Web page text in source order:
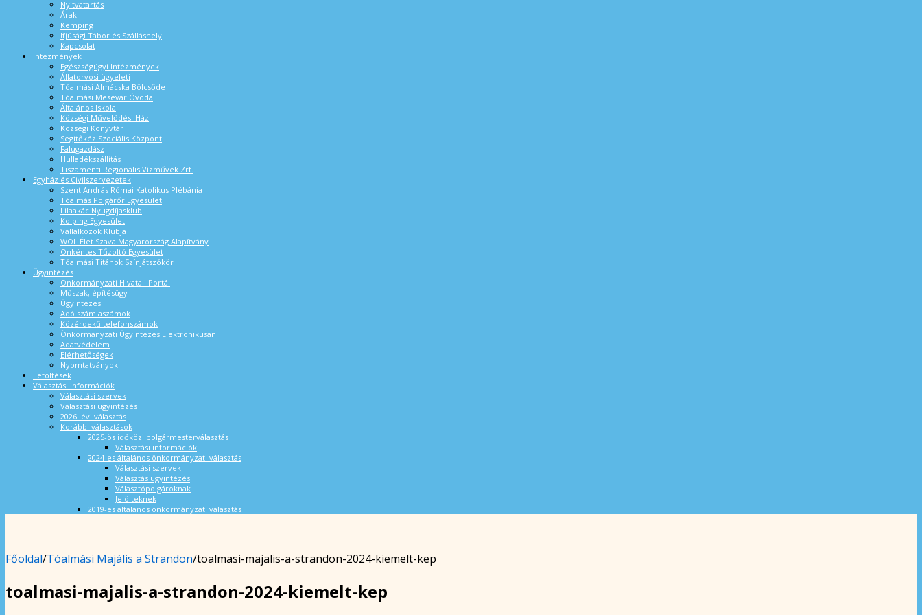
Nyitvatartás
Árak
Kemping
Ifjúsági Tábor és Szálláshely
Kapcsolat
Intézmények
Egészségügyi Intézmények
Állatorvosi ügyeleti
Tóalmási Almácska Bölcsőde
Tóalmási Mesevár Óvoda
Általános Iskola
Községi Művelődési Ház
Községi Könyvtár
Segítőkéz Szociális Központ
Falugazdász
Hulladékszállítás
Tiszamenti Regionális Vízművek Zrt.
Egyház és Civilszervezetek
Szent András Római Katolikus Plébánia
Tóalmás Polgárőr Egyesület
Lilaakác Nyugdíjasklub
Kolping Egyesület
Vállalkozók Klubja
WOL Élet Szava Magyarország Alapítvány
Önkéntes Tűzoltó Egyesület
Tóalmási Titánok Színjátszókör
Ügyintézés
Önkormányzati Hivatali Portál
Műszak, építésügy
Ügyintézés
Adó számlaszámok
Közérdekű telefonszámok
Önkormányzati Ügyintézés Elektronikusan
Adatvédelem
Elérhetőségek
Nyomtatványok
Letöltések
Választási információk
Választási szervek
Választási ügyintézés
2026. évi választás
Korábbi választások
2025-ös időközi polgármesterválasztás
Választási információk
2024-es általános önkormányzati választás
Választási szervek
Választás ügyintézés
Választópolgároknak
Jelölteknek
2019-es általános önkormányzati választás
Főoldal/Tóalmási Majális a Strandon/toalmasi-majalis-a-strandon-2024-kiemelt-kep
toalmasi-majalis-a-strandon-2024-kiemelt-kep